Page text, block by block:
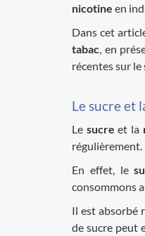
nicotine en
Dans cet
tabac , en
récentes sur
Le sucre et
Le sucre et la
régulièrement.
En effet, le
consommons
Il est absorbé
de sucre peut